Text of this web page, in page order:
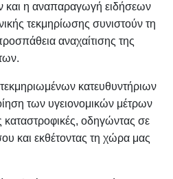
και η αναπαραγωγή ειδήσεων
τεκμηρίωσης συνιστούν τη
αναχαίτισης της
κατευθυντήριων
των υγειονομικών μέτρων
οδηγώντας σε
και εκθέτοντας τη χώρα μας